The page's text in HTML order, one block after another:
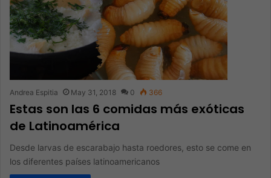
Andrea Espitia May 31, 2018 0 366
Estas son las 6 comidas más exóticas
de Latinoamérica
Desde larvas de escarabajo hasta roedores, esto se come en
los diferentes países latinoamericanos